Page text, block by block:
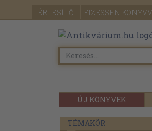
ÉRTESÍTŐ FIZESSEN
ÚJ KÖNYVEK
TÉMAKÖR